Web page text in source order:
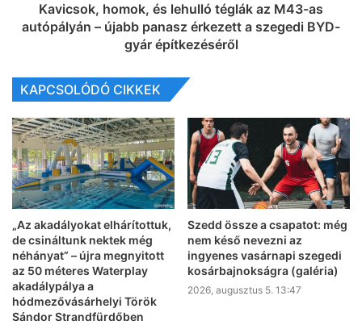
Kavicsok, homok, és lehulló téglák az M43-as
autópályán – újabb panasz érkezett a szegedi BYD-
gyár építkezéséről
KAPCSOLÓDÓ CIKKEK
„Az akadályokat elhárítottuk,
de csináltunk nektek még
néhányat” – újra megnyitott
az 50 méteres Waterplay
akadálypálya a
hódmezővásárhelyi Török
Sándor Strandfürdőben
Szedd össze a csapatot: még
nem késő nevezni az
ingyenes vasárnapi szegedi
kosárbajnokságra (galéria)
2026, augusztus 5. 13:47